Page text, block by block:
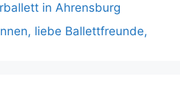
in Ahrensburg
liebe Ballettfreunde,